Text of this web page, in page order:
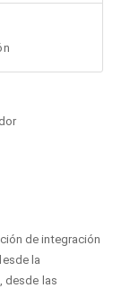
de integración
la
desde las